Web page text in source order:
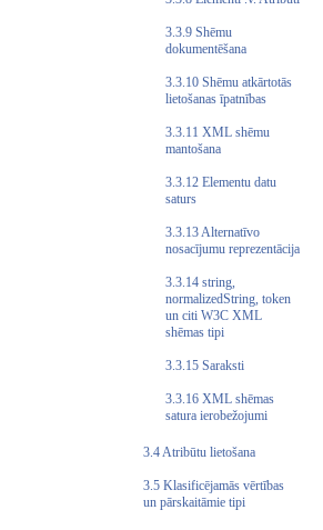
3.3.9 Shēmu
dokumentēšana
3.3.10 Shēmu atkārtotās
lietošanas īpatnības
3.3.11 XML shēmu
mantošana
3.3.12 Elementu datu
saturs
3.3.13 Alternatīvo
nosacījumu reprezentācija
3.3.14 string,
normalizedString, token
un citi W3C XML
shēmas tipi
3.3.15 Saraksti
3.3.16 XML shēmas
satura ierobežojumi
3.4 Atribūtu lietošana
3.5 Klasificējamās vērtības
un pārskaitāmie tipi